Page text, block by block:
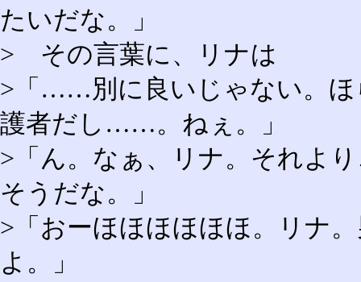
たいだな。」
> その言葉に、リナは
>「……別に良いじゃない。ほ
護者だし……。ねぇ。」
>「ん。なぁ、リナ。それよ
そうだな。」
>「おーほほほほほほ。リナ
よ。」